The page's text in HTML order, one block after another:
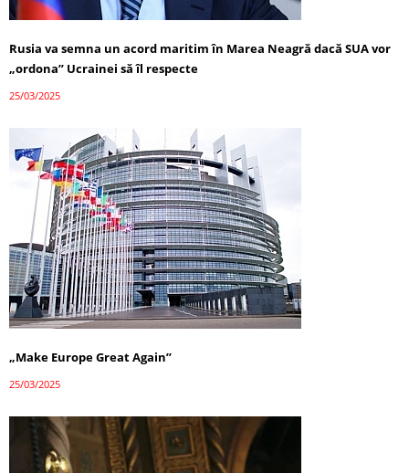
Rusia va semna un acord maritim în Marea Neagră dacă SUA vor
„ordona” Ucrainei să îl respecte
25/03/2025
„Make Europe Great Again”
25/03/2025